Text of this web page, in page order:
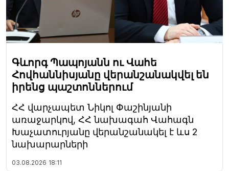
Գևորգ Պապոյանն ու Վահե
Հովհաննիսյանը վերանշանակվել են
իրենց պաշտոններում
ՀՀ վարչապետ Նիկոլ Փաշինյանի
առաջարկով, ՀՀ նախագահ Վահագն
Խաչատուրյանը վերանշանակել է ևս 2
նախարարների
03.08.2026 18:11